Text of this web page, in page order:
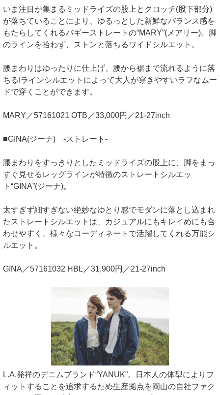
いま注目が集まるミッドライズの股上とクロッチ(股下部分)
が落ちていることにより、ゆるっとした新鮮なバランス感を
もたらしてくれるバギーストレートの“MARY”(メアリー)。脚
のラインを拾わず、ストンと落ちるワイドシルエット。
腰まわりはゆったりに仕上げ、腰から裾まで流れるように落
ちるIラインシルエットによって大人が穿きやすいラフなムー
ドで穿くことができます。
MARY／57161021 OTB／33,000円／21-27inch
■GINA(ジーナ) -ストレート-
腰まわりをすっきりとしたミッドライズの股上に、脚をまっ
すぐ見せるレッグラインが特徴のストレートシルエッ
ト“GINA”(ジーナ)。
太すぎず細すぎない絶妙なゆとり感でモダンに落とし込まれ
たストレートシルエットは、カジュアルにもキレイめにも合
わせやすく、様々なコーディネートで活躍してくれる万能シ
ルエット。
GINA／57161032 HBL／31,900円／21-27inch
L.A.発祥のデニムブランド“YANUK”。日本人の体型によりフ
ィットすることを追求するため生産拠点を岡山の自社ファク